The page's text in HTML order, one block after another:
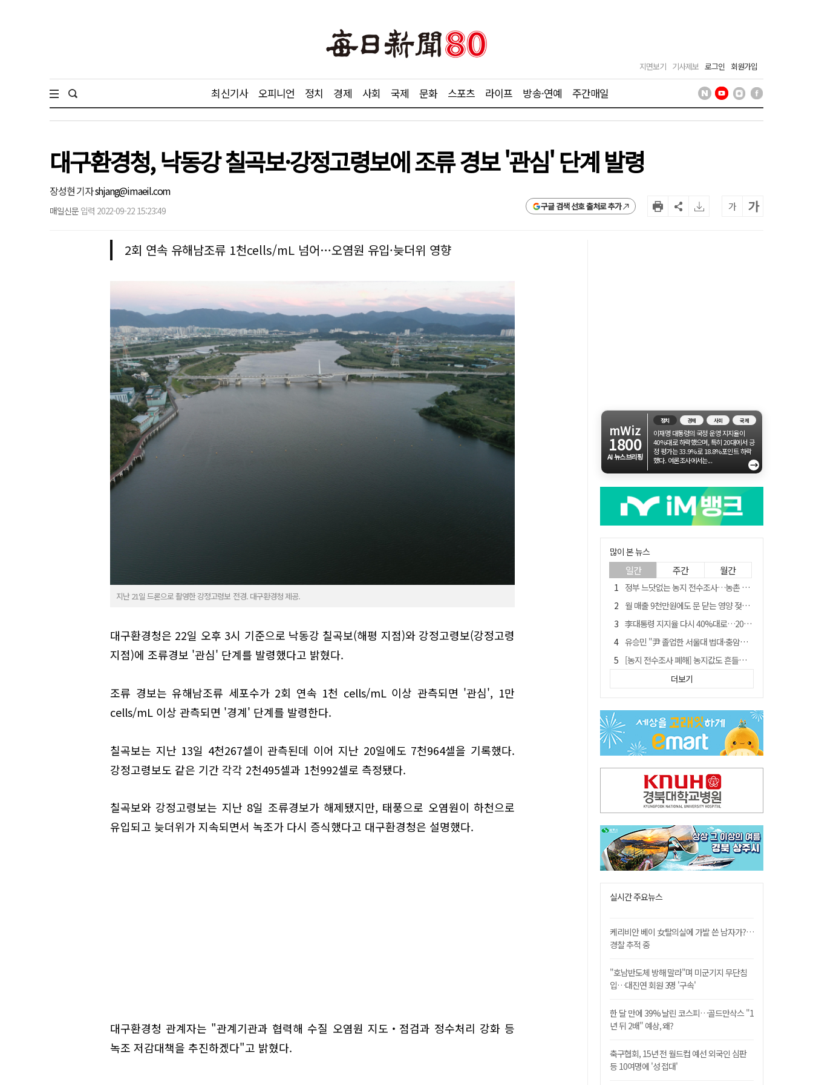
지면보기 기사제보 로그인 회원가입
최신기사 오피니언 정치 경제 사회 국제 문화 스포츠 라이프 방송·연예 주간매일
대구환경청, 낙동강 칠곡보·강정고령보에 조류 경보 '관심' 단계 발령
장성현 기자shjang@imaeil.com
매일신문 입력 2022-09-22 15:23:49 구글 검색 선호 출처로 추가 가 가
2회 연속 유해남조류 1천cells/mL 넘어…오염원 유입·늦더위 영향
지난 21일 드론으로 촬영한 강정고령보 전경. 대구환경청 제공.
대구환경청은 22일 오후 3시 기준으로 낙동강 칠곡보(해평 지점)와 강정고령보(강정고령
지점)에 조류경보 '관심' 단계를 발령했다고 밝혔다.
조류 경보는 유해남조류 세포수가 2회 연속 1천 cells/mL 이상 관측되면 '관심', 1만
cells/mL 이상 관측되면 '경계' 단계를 발령한다.
칠곡보는 지난 13일 4천267셀이 관측된데 이어 지난 20일에도 7천964셀을 기록했다.
강정고령보도 같은 기간 각각 2천495셀과 1천992셀로 측정됐다.
칠곡보와 강정고령보는 지난 8일 조류경보가 해제됐지만, 태풍으로 오염원이 하천으로
유입되고 늦더위가 지속되면서 녹조가 다시 증식했다고 대구환경청은 설명했다.
대구환경청 관계자는 "관계기관과 협력해 수질 오염원 지도‧점검과 정수처리 강화 등
녹조 저감대책을 추진하겠다"고 밝혔다.
mWiz
1800
AI 뉴스브리핑
정치 경제 사회 국제
이재명 대통령의 국정 운영 지지율이
40%대로 하락했으며, 특히 20대에서 긍
정 평가는 33.9%로 18.8%포인트 하락
했다. 여론조사에서는...
→
많이 본 뉴스
일간 주간 월간
정부 느닷없는 농지 전수조사…농촌 들쑤시는 '경자유전'의 칼날
월 매출 9천만원에도 문 닫는 영양 젖소농장… "일할 사람이 없어"
李대통령 지지율 다시 40%대로…20대는 18.8%p 급락
유승민 "尹 졸업한 서울대 법대·충암고도 없애야"…李 육사 통합 직격
[농지 전수조사 폐해] 농지값도 흔들리나…"도지 막히면 헐값 매물 나올 수도"
[농지 전수조사 폐해] '쌀 받고 논 내 준' 도지농 이제 어쩌나?
국민 51.9% "李 대통령 재판 재개 필요하다"
경북 영천시, 9월부터 11월까지 반값 여행 혜택 제공
아쉬운 태클
더보기
실시간 주요뉴스
케리비안 베이 女탈의실에 가발 쓴 남자가?…
경찰 추적 중
"호남반도체 방해 말라"며 미군기지 무단침
입…대진연 회원 3명 '구속'
한 달 만에 39% 날린 코스피…골드만삭스 "1
년 뒤 2배" 예상, 왜?
축구협회, 15년 전 월드컵 예선 외국인 심판
등 10여명에 '성 접대'